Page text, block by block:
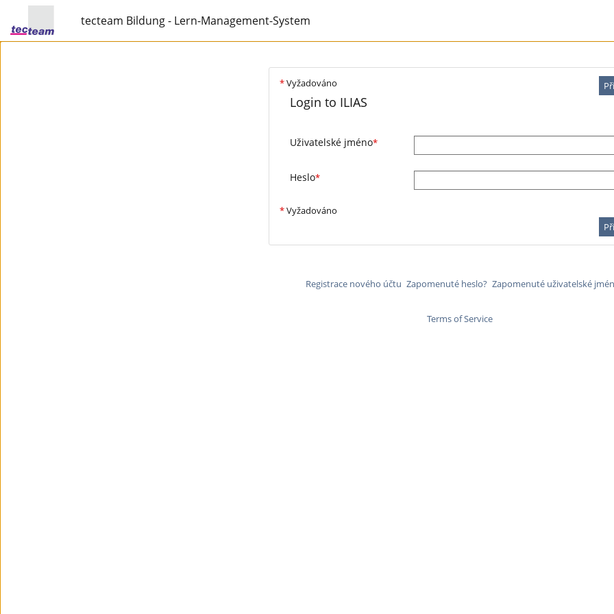
tecteam Bildung - Lern-Management-System
*Vyžadováno
Login to ILIAS
Uživatelské jméno*
Heslo*
*Vyžadováno
Registrace nového účtu Zapomenuté heslo? Zapomenuté uživatelské
Terms of Service